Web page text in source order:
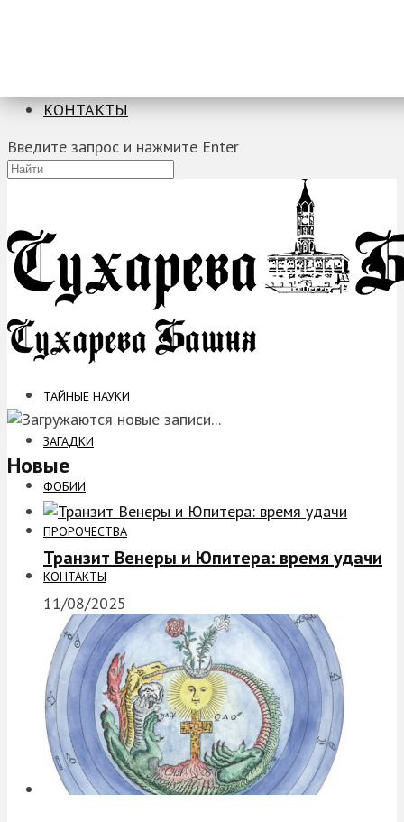
КОНТАКТЫ
Введите запрос и нажмите Enter
ТАЙНЫЕ НАУКИ
ЗАГАДКИ
ФОБИИ
ПРОРОЧЕСТВА
КОНТАКТЫ
Новые
Транзит Венеры и Юпитера: время удачи
11/08/2025